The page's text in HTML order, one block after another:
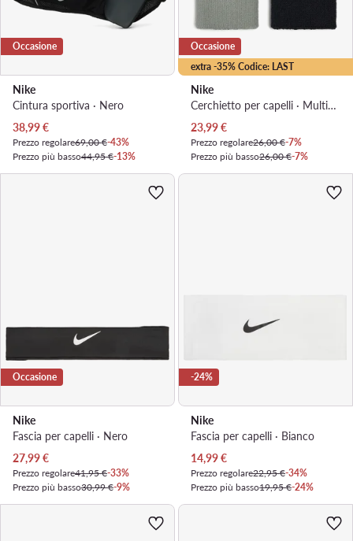
Occasione
Nike
Cintura sportiva · Nero
Prezzo attuale
38,99€
Prezzo regolare69,00 €-43%
Prezzo più basso44,95 €-13%
extra -35% Codice: LAST
Occasione
Nike
Cerchietto per capelli · Multicolore
Prezzo attuale
23,99€
Prezzo regolare26,00 €-7%
Prezzo più basso26,00 €-7%
Occasione
Nike
Fascia per capelli · Nero
Prezzo attuale
27,99€
Prezzo regolare41,95 €-33%
Prezzo più basso30,99 €-9%
-24%
Nike
Fascia per capelli · Bianco
Prezzo attuale
14,99€
Prezzo regolare22,95 €-34%
Prezzo più basso19,95 €-24%